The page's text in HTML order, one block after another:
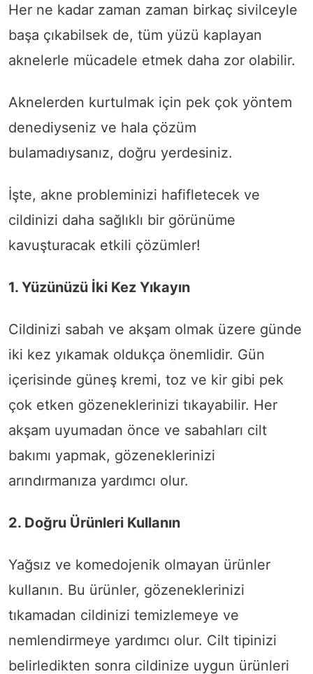
Her ne kadar zaman zaman birkaç sivilceyle
başa çıkabilsek de, tüm yüzü kaplayan
aknelerle mücadele etmek daha zor olabilir.
Aknelerden kurtulmak için pek çok yöntem
denediyseniz ve hala çözüm
bulamadıysanız, doğru yerdesiniz.
İşte, akne probleminizi hafifletecek ve
cildinizi daha sağlıklı bir görünüme
kavuşturacak etkili çözümler!
1. Yüzünüzü İki Kez Yıkayın
Cildinizi sabah ve akşam olmak üzere günde
iki kez yıkamak oldukça önemlidir. Gün
içerisinde güneş kremi, toz ve kir gibi pek
çok etken gözeneklerinizi tıkayabilir. Her
akşam uyumadan önce ve sabahları cilt
bakımı yapmak, gözeneklerinizi
arındırmanıza yardımcı olur.
2. Doğru Ürünleri Kullanın
Yağsız ve komedojenik olmayan ürünler
kullanın. Bu ürünler, gözeneklerinizi
tıkamadan cildinizi temizlemeye ve
nemlendirmeye yardımcı olur. Cilt tipinizi
belirledikten sonra cildinize uygun ürünleri